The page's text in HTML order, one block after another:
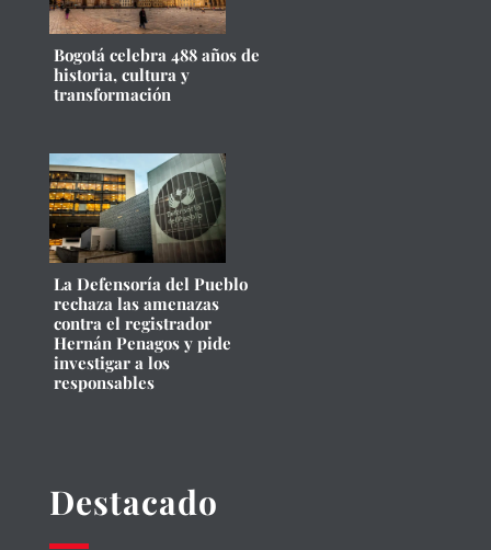
Bogotá celebra 488 años de
historia, cultura y
transformación
La Defensoría del Pueblo
rechaza las amenazas
contra el registrador
Hernán Penagos y pide
investigar a los
responsables
Destacado